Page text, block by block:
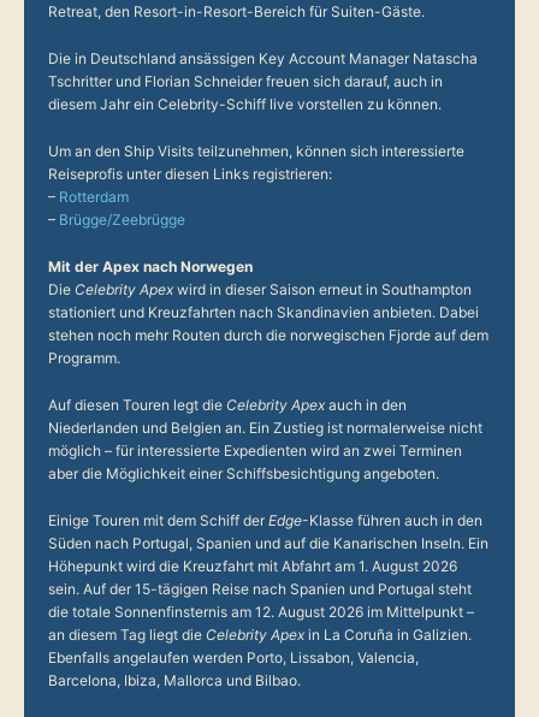
Retreat, den Resort-in-Resort-Bereich für Suiten-Gäste.
Die in Deutschland ansässigen Key Account Manager Natascha
Tschritter und Florian Schneider freuen sich darauf, auch in
diesem Jahr ein Celebrity-Schiff live vorstellen zu können.
Um an den Ship Visits teilzunehmen, können sich interessierte
Reiseprofis unter diesen Links registrieren:
– Rotterdam
– Brügge/Zeebrügge
Mit der Apex nach Norwegen
Die Celebrity Apexwird in dieser Saison erneut in Southampton
stationiert und Kreuzfahrten nach Skandinavien anbieten. Dabei
stehen noch mehr Routen durch die norwegischen Fjorde auf dem
Programm.
Auf diesen Touren legt die Celebrity Apexauch in den
Niederlanden und Belgien an. Ein Zustieg ist normalerweise nicht
möglich – für interessierte Expedienten wird an zwei Terminen
aber die Möglichkeit einer Schiffsbesichtigung angeboten.
Einige Touren mit dem Schiff derEdge-Klasse führen auch in den
Süden nach Portugal, Spanien und auf die Kanarischen Inseln. Ein
Höhepunkt wird die Kreuzfahrt mit Abfahrt am 1. August 2026
sein. Auf der 15-tägigen Reise nach Spanien und Portugal steht
die totale Sonnenfinsternis am 12. August 2026 im Mittelpunkt –
an diesem Tag liegt die Celebrity Apexin La Coruña in Galizien.
Ebenfalls angelaufen werden Porto, Lissabon, Valencia,
Barcelona, Ibiza, Mallorca und Bilbao.